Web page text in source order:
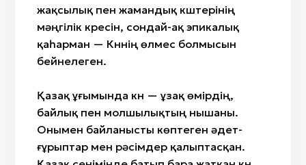
жақсылық пен жамандық күштерінің
мәңгілік күресін, сондай-ақ эпикалық
қаһарман — Күннің өлмес болмысын
бейнелеген.
Қазақ ұғымында күн — ұзақ өмірдің,
байлық пен молшылықтың нышаны.
Онымен байланысты көптеген әдет-
ғұрыптар мен рәсімдер қалыптасқан.